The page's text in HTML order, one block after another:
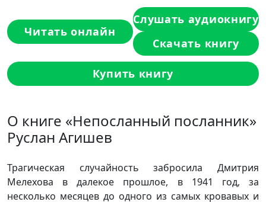
Читать онлайн
Слушать аудиокнигу
Скачать книгу
Купить книгу
О книге «Непосланный посланник»
Руслан Агишев
Трагическая случайность забросила Дмитрия
Мелехова в далекое прошлое, в 1941 год, за
несколько месяцев до одного из самых кровавых и